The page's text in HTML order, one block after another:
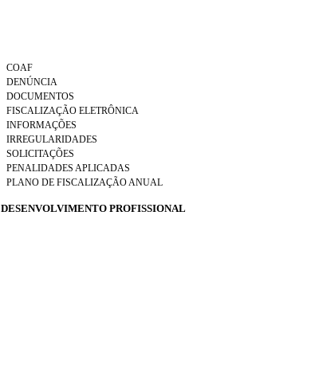
COAF
DENÚNCIA
DOCUMENTOS
FISCALIZAÇÃO ELETRÔNICA
INFORMAÇÕES
IRREGULARIDADES
SOLICITAÇÕES
PENALIDADES APLICADAS
PLANO DE FISCALIZAÇÃO ANUAL
DESENVOLVIMENTO PROFISSIONAL